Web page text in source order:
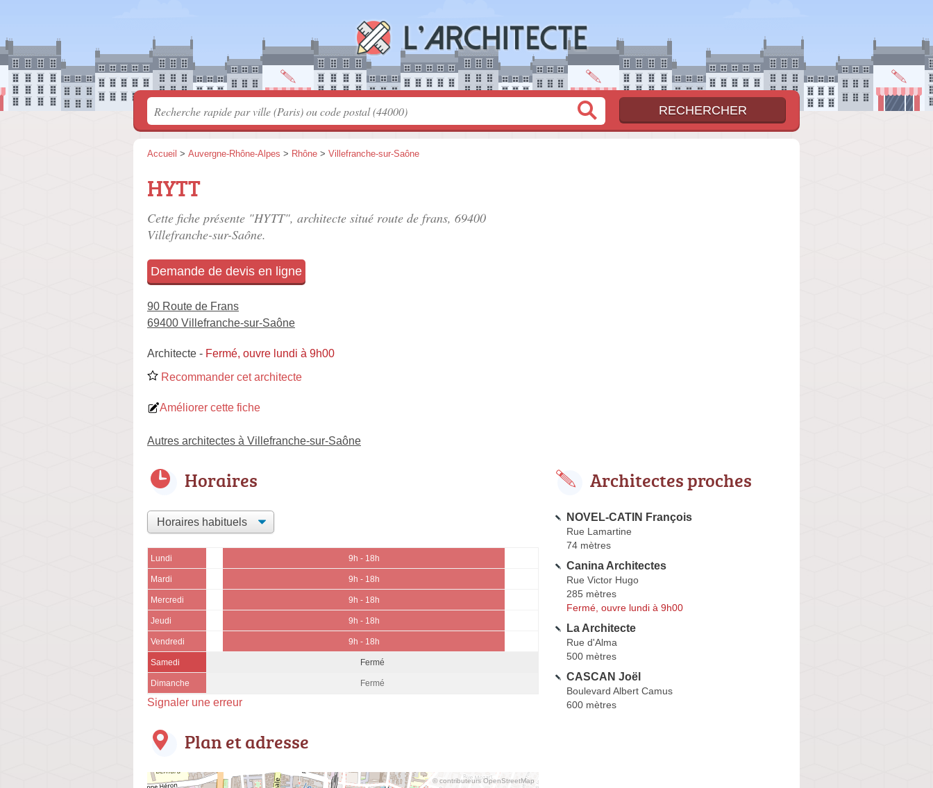
Accueil > Auvergne-Rhône-Alpes > Rhône > Villefranche-sur-Saône
HYTT
Cette fiche présente "HYTT", architecte situé route de frans, 69400
Villefranche-sur-Saône.
Demande de devis en ligne
90 Route de Frans
69400 Villefranche-sur-Saône
Architecte - Fermé, ouvre lundi à 9h00
Recommander cet architecte
Améliorer cette fiche
Autres architectes à Villefranche-sur-Saône
Horaires
Lundi 9h - 18h
Mardi 9h - 18h
Mercredi 9h - 18h
Jeudi 9h - 18h
Vendredi 9h - 18h
Samedi Fermé
Dimanche Fermé
Signaler une erreur
Plan et adresse
© contributeurs OpenStreetMap
Architectes proches
NOVEL-CATIN François
Rue Lamartine
74 mètres
Canina Architectes
Rue Victor Hugo
285 mètres
Fermé, ouvre lundi à 9h00
La Architecte
Rue d'Alma
500 mètres
CASCAN Joël
Boulevard Albert Camus
600 mètres